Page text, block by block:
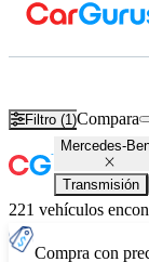
Filtro (1)Compara
Mercedes-
Transmisión
221 vehículos
Compra con